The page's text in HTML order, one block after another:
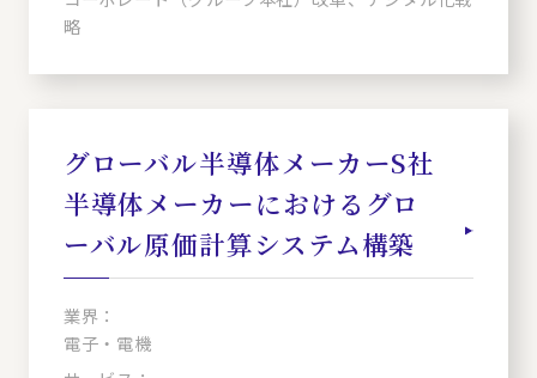
略
グローバル半導体メーカーS社
半導体メーカーにおけるグロ
ーバル原価計算システム構築
業界：
電子・電機